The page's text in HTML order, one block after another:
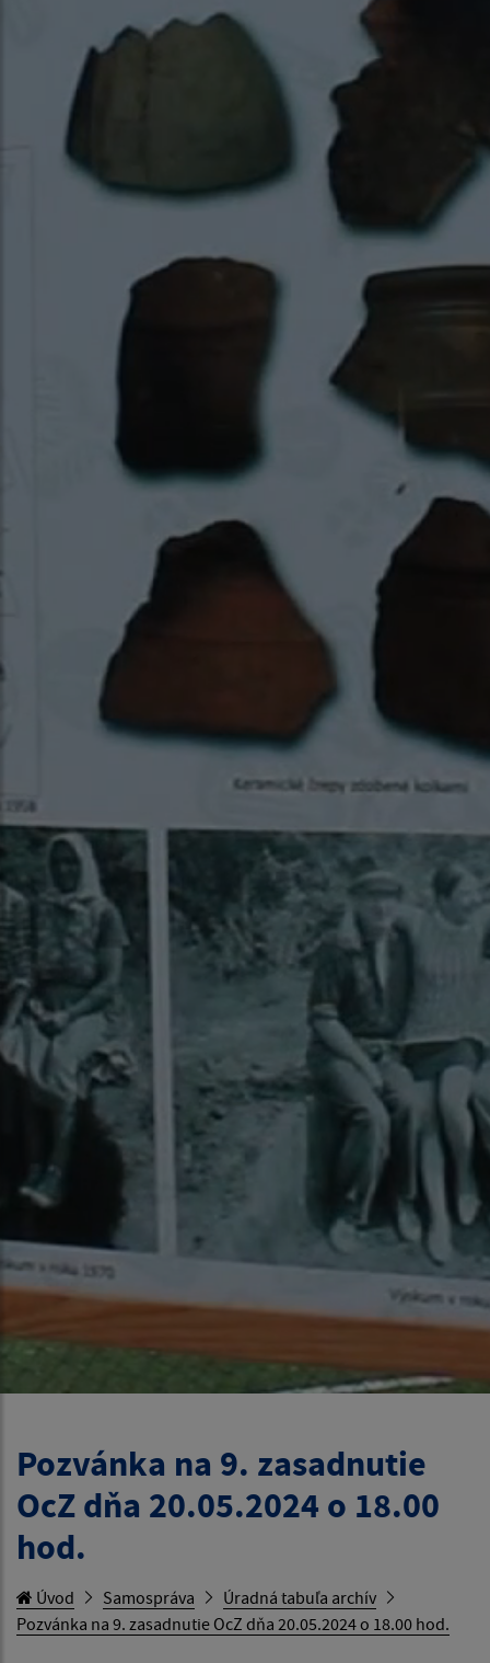
Pozvánka na 9. zasadnutie
OcZ dňa 20.05.2024 o 18.00
hod.
Úvod Samospráva
Úradná tabuľa archív
Pozvánka na 9. zasadnutie OcZ dňa 20.05.2024 o 18.00 hod.